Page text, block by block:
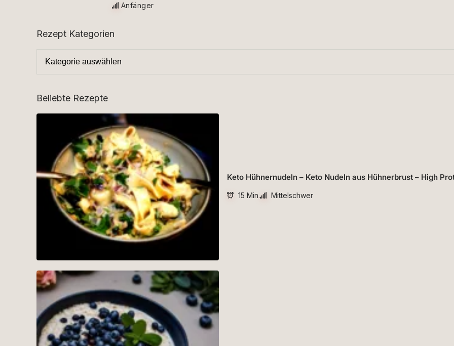
Anfänger
Rezept Kategorien
Beliebte Rezepte
Keto Hühnernudeln – Keto Nudeln aus Hühnerbrust – High
15 Min. Mittelschwer